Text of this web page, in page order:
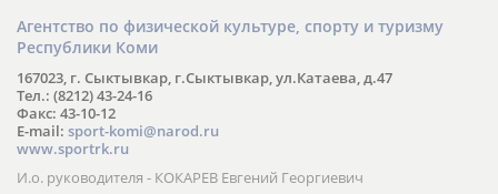
Агентство по физической культуре, спорту и туризму
Республики Коми
167023, г. Сыктывкар, г.Сыктывкар, ул.Катаева, д.47
Тел.: (8212) 43-24-16
Факс: 43-10-12
E-mail: sport-komi@narod.ru
www.sportrk.ru
И.о. руководителя - КОКАРЕВ Евгений Георгиевич